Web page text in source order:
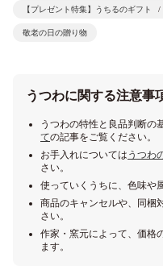
【プレゼント特集】うちるのギフト
敬老の日の贈り物
うつわに関する注意事
うつわの特性と良品判断の
ての記事をご覧ください。
お手入れについては うつわ
さい。
使っていくうちに、色味や
商品のキャンセルや、同梱
さい。
作家・窯元によって、価格
ます。